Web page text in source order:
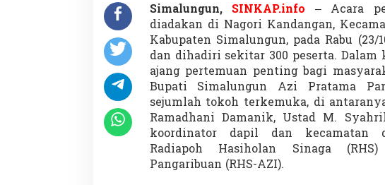
k
R
H
S
A
Z
I
Simalungun, SINKAP.info – Acara
diadakan di Nagori Kandangan,
Kabupaten Simalungun, pada Rabu
dan dihadiri sekitar 300 peserta.
ajang pertemuan penting bagi
Bupati Simalungun Azi Pratama
sejumlah tokoh terkemuka, di
Ramadhani Damanik, Ustad M.
koordinator dapil dan kecamatan
Radiapoh Hasiholan Sinaga
Pangaribuan (RHS-AZI).